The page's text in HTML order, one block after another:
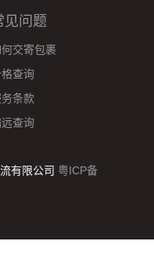
见问题
交寄包裹
查询
务条款
查询
有限公司 粤ICP备